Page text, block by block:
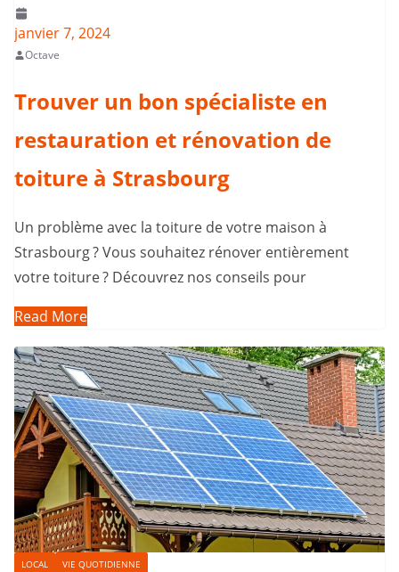
janvier 7, 2024
Octave
Trouver un bon spécialiste en
restauration et rénovation de
toiture à Strasbourg
Un problème avec la toiture de votre maison à
Strasbourg ? Vous souhaitez rénover entièrement
votre toiture ? Découvrez nos conseils pour
Read More
LOCAL VIE QUOTIDIENNE